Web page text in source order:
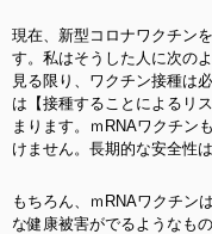
現在、新型コロナワクチン
す。私はそうした人に次の
見る限り、ワクチン接種は
は【接種することによるリ
まります。ｍRNAワクチン
けません。長期的な安全性
もちろん、ｍRNAワクチン
な健康被害がでるようなも